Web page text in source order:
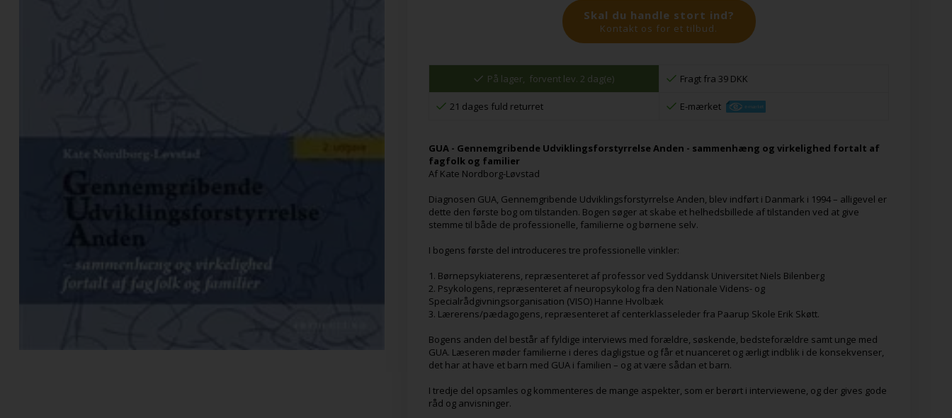
Skal du handle stort ind?
Kontakt os for et tilbud.
På lager, forvent lev. 2 dag(e) Fragt fra 39 DKK
21 dages fuld returret E-mærket
GUA - Gennemgribende Udviklingsforstyrrelse Anden - sammenhæng og virkelighed fortalt af
fagfolk og familier
Af Kate Nordborg-Løvstad
Diagnosen GUA, Gennemgribende Udviklingsforstyrrelse Anden, blev indført i Danmark i 1994 – alligevel er
dette den første bog om tilstanden. Bogen søger at skabe et helhedsbillede af tilstanden ved at give
stemme til både de professionelle, familierne og børnene selv.
I bogens første del introduceres tre professionelle vinkler:
1. Børnepsykiaterens, repræsenteret af professor ved Syddansk Universitet Niels Bilenberg
2. Psykologens, repræsenteret af neuropsykolog fra den Nationale Videns- og
Specialrådgivningsorganisation (VISO) Hanne Hvolbæk
3. Lærerens/pædagogens, repræsenteret af centerklasseleder fra Paarup Skole Erik Skøtt.
Bogens anden del består af fyldige interviews med forældre, søskende, bedsteforældre samt unge med
GUA. Læseren møder familierne i deres dagligstue og får et nuanceret og ærligt indblik i de konsekvenser,
det har at have et barn med GUA i familien – og at være sådan et barn.
I tredje del opsamles og kommenteres de mange aspekter, som er berørt i interviewene, og der gives gode
råd og anvisninger.